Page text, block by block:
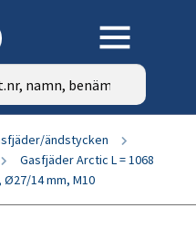
ändstycken
Gasfjäder Arctic L = 1068
Ø27/14 mm, M10